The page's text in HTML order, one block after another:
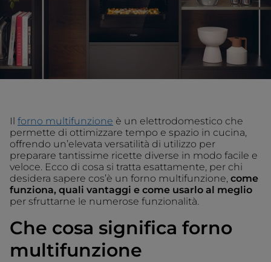
Il forno multifunzione è un elettrodomestico che
permette di ottimizzare tempo e spazio in cucina,
offrendo un’elevata versatilità di utilizzo per
preparare tantissime ricette diverse in modo facile e
veloce. Ecco di cosa si tratta esattamente, per chi
desidera sapere cos’è un forno multifunzione, come
funziona, quali vantaggi e come usarlo al meglio
per sfruttarne le numerose funzionalità.
Che cosa significa forno
multifunzione